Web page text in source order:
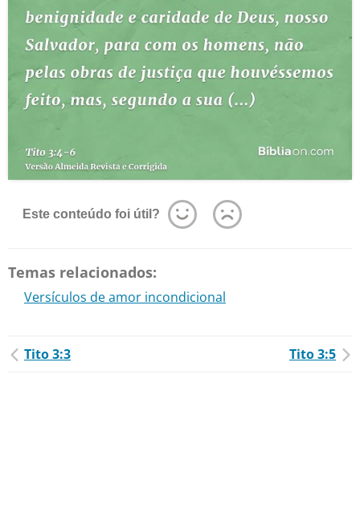
Este conteúdo foi útil?
Temas relacionados:
Versículos de amor incondicional
Tito 3:3 Tito 3:5